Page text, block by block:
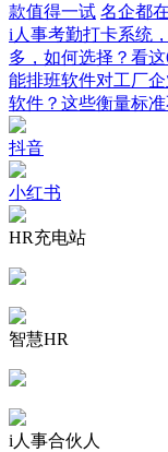
款值得一试 名企都
i人事考勤打卡系统
多，如何选择？看
能排班软件对工厂
软件？这些衡量标准
抖音
小红书
HR充电站
智慧HR
i人事合伙人